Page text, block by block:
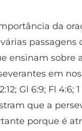
da
passagens
ensinam sobre
em
Gl 6:9; Fl 4:6;
que a
porque é